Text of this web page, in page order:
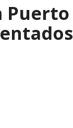
Puerto